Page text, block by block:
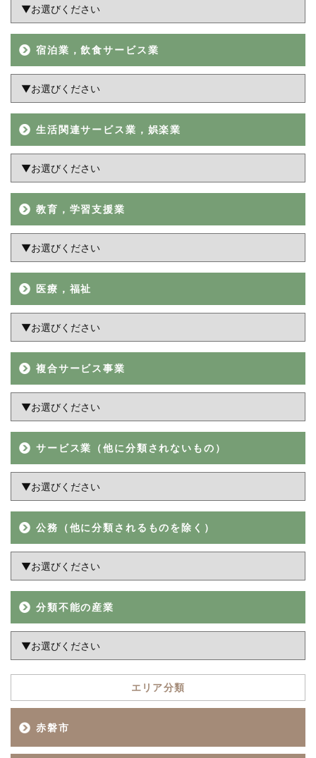
宿泊業，飲食サービス業
生活関連サービス業，娯楽業
教育，学習支援業
医療，福祉
複合サービス事業
サービス業（他に分類されないもの）
公務（他に分類されるものを除く）
分類不能の産業
エリア分類
赤磐市